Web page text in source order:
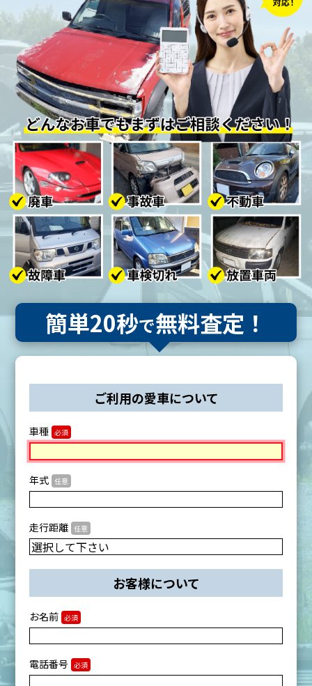
簡単20秒で無料査定！
ご利用の愛車について
車種 必須
年式 任意
走行距離 任意
お客様について
お名前 必須
電話番号 必須